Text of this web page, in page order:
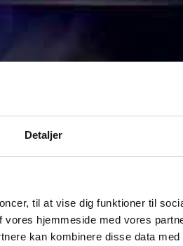
Detaljer
til at vise dig funktioner til
hjemmeside med vores
kan kombinere disse data